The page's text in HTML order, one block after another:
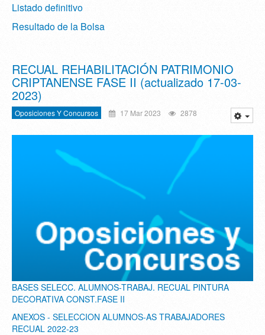
Listado definitivo
Resultado de la Bolsa
RECUAL REHABILITACIÓN PATRIMONIO
CRIPTANENSE FASE II (actualizado 17-03-
2023)
Oposiciones Y Concursos 17 Mar 2023 2878
BASES SELECC. ALUMNOS-TRABAJ. RECUAL PINTURA
DECORATIVA CONST.FASE II
ANEXOS - SELECCION ALUMNOS-AS TRABAJADORES
RECUAL 2022-23